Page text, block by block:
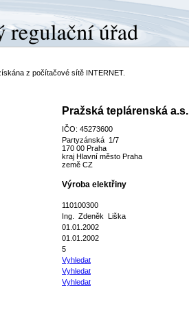
z počítačové sítě INTERNET.
Pražská teplárenská a.s.
IČO: 45273600
Partyzánská 1/7
170 00 Praha
kraj Hlavní město Praha
země CZ
Výroba elektřiny
110100300
Ing. Zdeněk Liška
01.01.2002
01.01.2002
5
Vyhledat
Vyhledat
Vyhledat